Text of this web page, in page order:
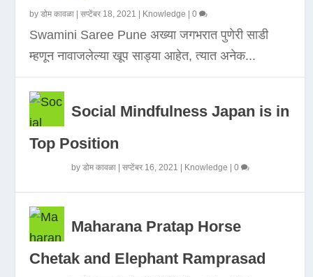
byडोम कावळा |सप्टेंबर 18, 2021 Knowledge |0
Swamini Saree Pune अख्या जगभरात पुणेरी साडी
म्हणून नावाजलेल्या खूप साड्या आहेत, त्यात अनेक...
Social Mindfulness Japan is in
Top Position
byडोम कावळा |सप्टेंबर 16, 2021 Knowledge |0
Maharana Pratap Horse
Chetak and Elephant Ramprasad